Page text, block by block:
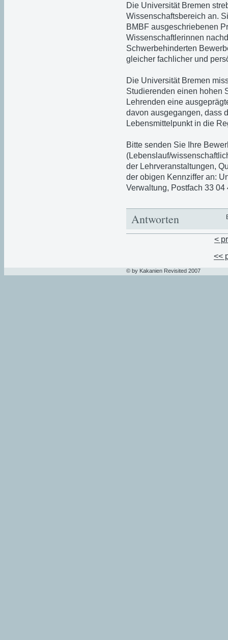
Die Universität Bremen
Wissenschaftsbereich an.
BMBF ausgeschriebenen
Wissenschaftlerinnen
Schwerbehinderten
gleicher fachlicher und
Die Universität Bremen
Studierenden einen hohen
Lehrenden eine
davon ausgegangen, dass
Lebensmittelpunkt in die
Bitte senden Sie Ihre
(Lebenslauf/
der Lehrveranstaltungen,
der obigen Kennziffer an:
Verwaltung, Postfach 33 04
Antworten
<
<<
© by Kakanien Revisited 2007